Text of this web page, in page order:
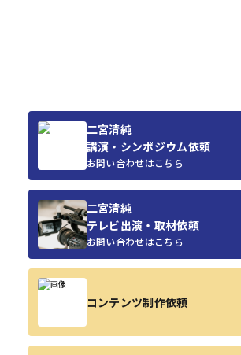
二宮清純
講演・シンポジウム依頼
お問い合わせはこちら
二宮清純
テレビ出演・取材依頼
お問い合わせはこちら
コンテンツ制作依頼